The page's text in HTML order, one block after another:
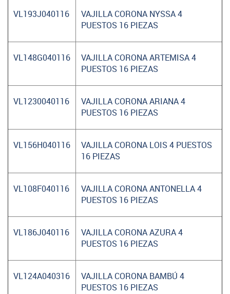
VL193J040116
VAJILLA CORONA NYSSA 4
PUESTOS 16 PIEZAS
VL148G040116
VAJILLA CORONA ARTEMISA 4
PUESTOS 16 PIEZAS
VL1230040116
VAJILLA CORONA ARIANA 4
PUESTOS 16 PIEZAS
VL156H040116
VAJILLA CORONA LOIS 4 PUESTOS
16 PIEZAS
VL108F040116
VAJILLA CORONA ANTONELLA 4
PUESTOS 16 PIEZAS
VL186J040116
VAJILLA CORONA AZURA 4
PUESTOS 16 PIEZAS
VL124A040316
VAJILLA CORONA BAMBÚ 4
PUESTOS 16 PIEZAS